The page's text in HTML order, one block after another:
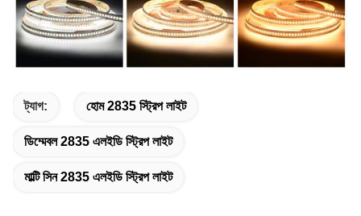
ট্যাগ: হোম 2835 স্ট্রিপ লাইট
ডিম্মেবল 2835 এলইডি স্ট্রিপ লাইট
মাল্টি সিন 2835 এলইডি স্ট্রিপ লাইট